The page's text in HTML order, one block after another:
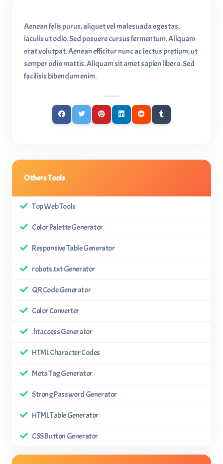
Aenean felis purus, aliquet vel malesuada egestas,
iaculis ut odio. Sed posuere cursus fermentum. Aliquam
erat volutpat. Aenean efficitur nunc ac lectus pretium, ut
semper odio mattis. Aliquam sit amet sapien libero. Sed
facilisis bibendum enim.
Others Tools
Top Web Tools
Color Palette Generator
Responsive Table Generator
robots.txt Generator
QR Code Generator
Color Converter
.htaccess Generator
HTML Character Codes
Meta Tag Generator
Strong Password Generator
HTML Table Generator
CSS Button Generator